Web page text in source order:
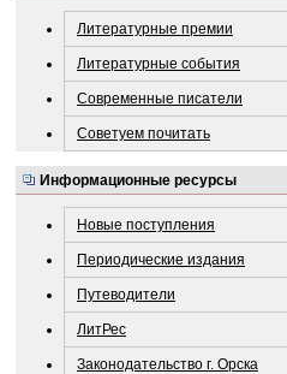
Литературные премии
Литературные события
Современные писатели
Советуем почитать
Информационные ресурсы
Новые поступления
Периодические издания
Путеводители
ЛитРес
Законодательство г. Орска